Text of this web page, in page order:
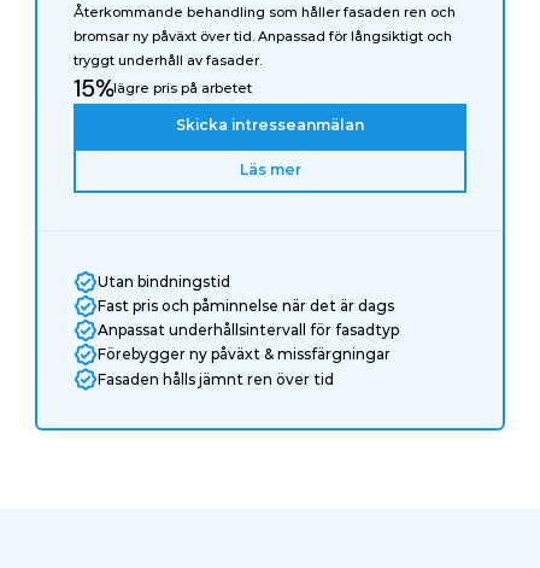
Återkommande behandling som håller fasaden ren och
bromsar ny påväxt över tid. Anpassad för långsiktigt och
tryggt underhåll av fasader.
15%lägre pris på arbetet
Skicka intresseanmälan
Läs mer
Utan bindningstid
Fast pris och påminnelse när det är dags
Anpassat underhållsintervall för fasadtyp
Förebygger ny påväxt & missfärgningar
Fasaden hålls jämnt ren över tid